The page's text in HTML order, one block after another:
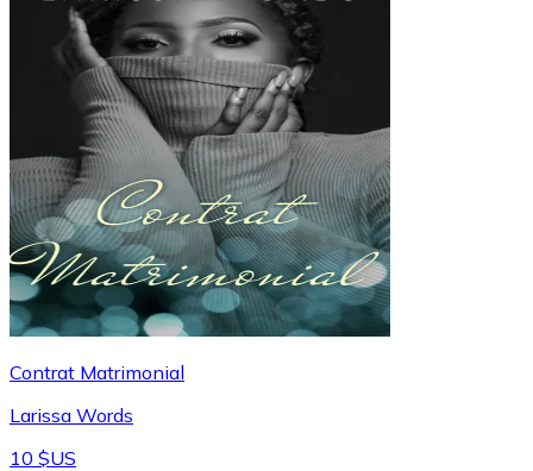
Contrat Matrimonial
Larissa Words
10 $US